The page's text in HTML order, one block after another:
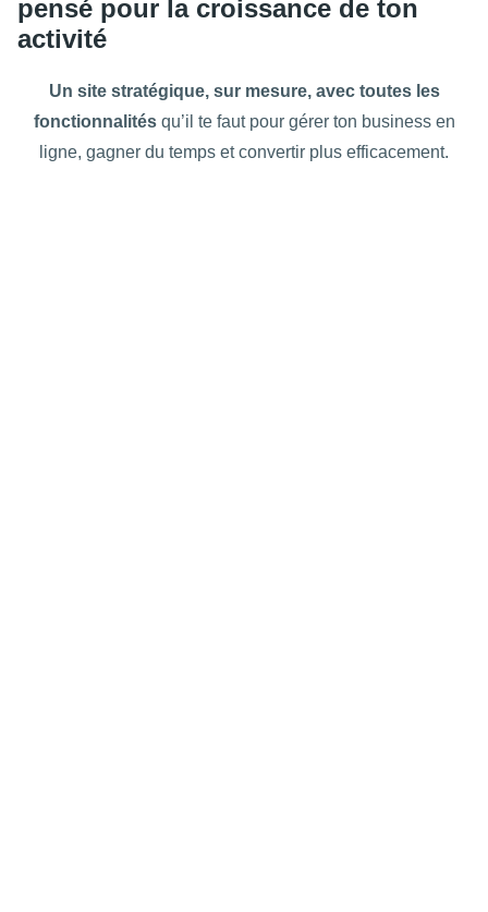
pensé pour la croissance de ton
activité
Un site stratégique, sur mesure, avec toutes les
fonctionnalitésqu’il te faut pour gérer ton business en
ligne, gagner du temps et convertir plus efficacement.